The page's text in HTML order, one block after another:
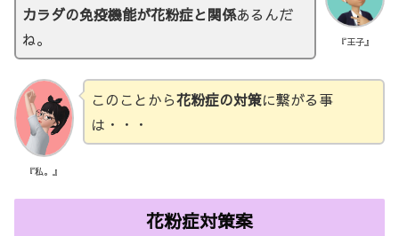
『王子』
カラダの免疫機能が花粉症と関係あるんだ
ね。
『私。』
このことから花粉症の対策に繋がる事
は・・・
花粉症対策案